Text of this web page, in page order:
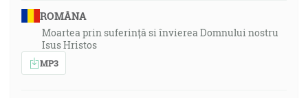
ROMÂNA
Moartea prin suferință si învierea Domnului nostru
Isus Hristos
MP3